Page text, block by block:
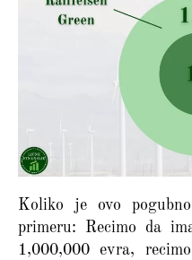
Koliko je ovo
primeru: Recimo da
1,000,000 evra,